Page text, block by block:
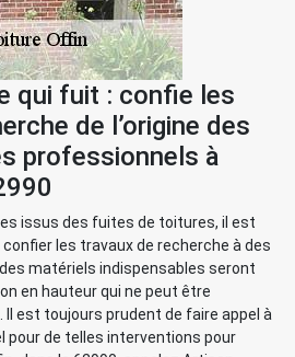
qui fuit : confie les
de l’origine des
professionnels à
issus des fuites de toitures, il est
les travaux de recherche à des
matériels indispensables seront
en hauteur qui ne peut être
est toujours prudent de faire appel à
pour de telles interventions pour